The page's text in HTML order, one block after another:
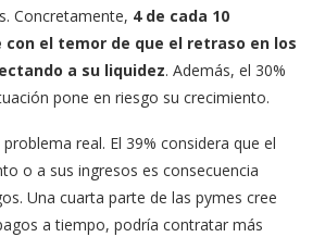
Concretamente, 4 de cada 10
con el temor de que el retraso en los
a su liquidez. Además, el 30%
pone en riesgo su crecimiento.
real. El 39% considera que el
o a sus ingresos es consecuencia
Una cuarta parte de las pymes cree
a tiempo, podría contratar más